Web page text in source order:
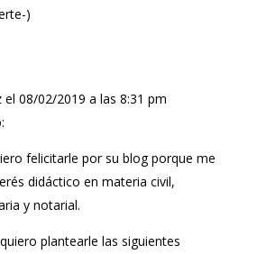
)
el 08/02/2019 a las 8:31 pm
felicitarle por su blog porque me
didáctico en materia civil,
y notarial.
plantearle las siguientes